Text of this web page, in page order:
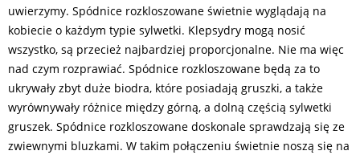
uwierzymy. Spódnice rozkloszowane świetnie wyglądają na
kobiecie o każdym typie sylwetki. Klepsydry mogą nosić
wszystko, są przecież najbardziej proporcjonalne. Nie ma więc
nad czym rozprawiać. Spódnice rozkloszowane będą za to
ukrywały zbyt duże biodra, które posiadają gruszki, a także
wyrównywały różnice między górną, a dolną częścią sylwetki
gruszek. Spódnice rozkloszowane doskonale sprawdzają się ze
zwiewnymi bluzkami. W takim połączeniu świetnie noszą się na